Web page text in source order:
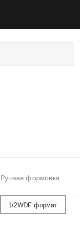
Ручная формовка
1/2WDF формат